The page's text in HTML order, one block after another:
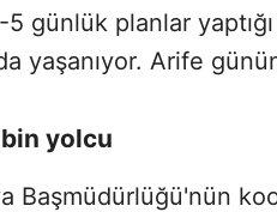
günlük planlar
yaşanıyor. Arife
yolcu
Başmüdürlüğü'nün